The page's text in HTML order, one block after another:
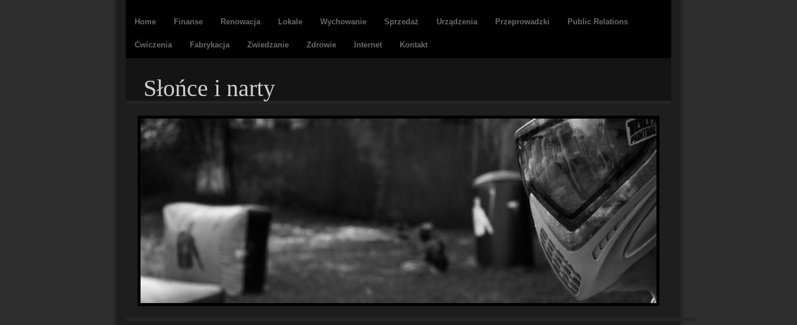
Home Finanse Renowacja Lokale Wychowanie Sprzedaż Urządzenia Przeprowadzki Public Relations
Ćwiczenia Fabrykacja Zwiedzanie Zdrowie Internet Kontakt
Słońce i narty